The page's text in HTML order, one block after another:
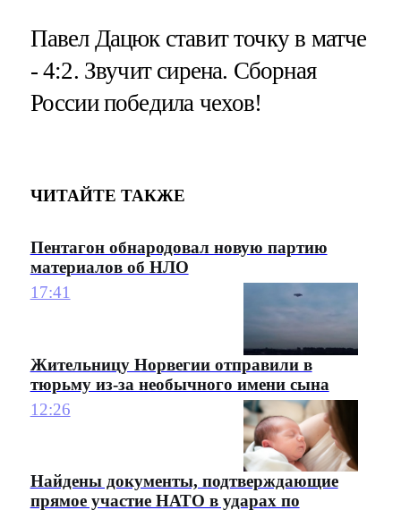
Павел Дацюк ставит точку в матче
- 4:2. Звучит сирена. Сборная
России победила чехов!
ЧИТАЙТЕ ТАКЖЕ
Пентагон обнародовал новую партию
материалов об НЛО
17:41
Жительницу Норвегии отправили в
тюрьму из-за необычного имени сына
12:26
Найдены документы, подтверждающие
прямое участие НАТО в ударах по